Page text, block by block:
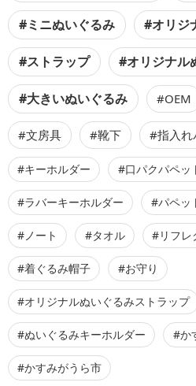
#ミニぬいぐるみ #オリジ
#ストラップ #オリジナル
#大きいぬいぐるみ #OEM
#文房具 #靴下 #指入れ
#キーホルダー #口パクパペッ
#ラバーキーホルダー #パペッ
#ノート #タオル #リフレ
#着ぐるみ帽子 #お守り
#オリジナルぬいぐるみストラップ
#ぬいぐるみキーホルダー #か
#かすみがうら市